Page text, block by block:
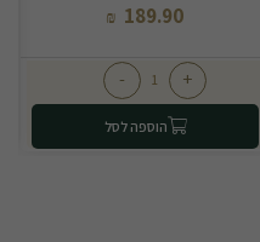
189.90
₪
+
-
הוספה לסל